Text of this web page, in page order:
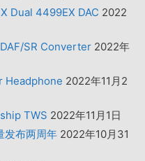
Dual 4499EX DAC 2022
SR Converter 2022年
Headphone 2022年11月2
TWS 2022年11月1日
发布两周年 2022年10月31